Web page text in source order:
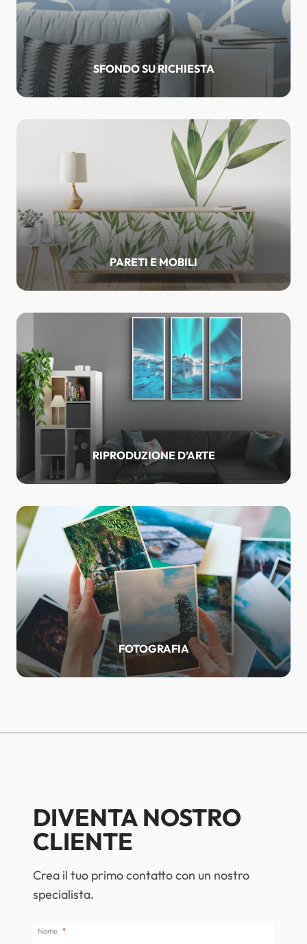
SFONDO SU RICHIESTA
PARETI E MOBILI
RIPRODUZIONE D’ARTE
FOTOGRAFIA
DIVENTA NOSTRO
CLIENTE
Crea il tuo primo contatto con un nostro
specialista.
Nome